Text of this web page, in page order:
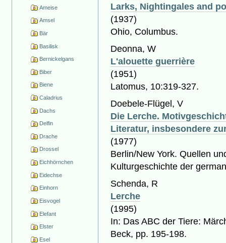
Ameise
Amsel
Bär
Basilisk
Bernickelgans
Biber
Biene
Caladrius
Dachs
Delfin
Drache
Drossel
Eichhörnchen
Eidechse
Einhorn
Eisvogel
Elefant
Elster
Esel
Larks, Nightingales and
(1937)
Ohio, Columbus.
Deonna, W
L'alouette guerrière
(1951)
Latomus, 10:319-327.
Doebele-Flügel, V
Die Lerche.
Literatur, insbesondere
(1977)
Berlin/New York. Quellen
Kulturgeschichte der
Schenda, R
Lerche
(1995)
In: Das ABC der Tiere:
Beck, pp. 195-198.